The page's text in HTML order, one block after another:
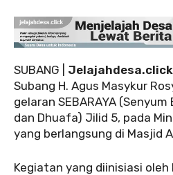
SUBANG | Jelajahdesa.click
Subang H. Agus Masykur
gelaran SEBARAYA
dan Dhuafa) Jilid 5, pada
yang berlangsung di Masjid
‎‎Kegiatan yang diinisiasi oleh